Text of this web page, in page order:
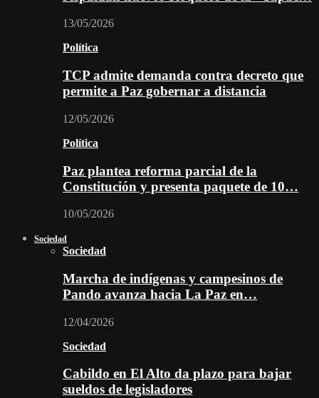
13/05/2026
Política
TCP admite demanda contra decreto que
permite a Paz gobernar a distancia
12/05/2026
Política
Paz plantea reforma parcial de la
Constitución y presenta paquete de 10…
10/05/2026
Sociedad
Sociedad
Marcha de indígenas y campesinos de
Pando avanza hacia La Paz en…
12/04/2026
Sociedad
Cabildo en El Alto da plazo para bajar
sueldos de legisladores